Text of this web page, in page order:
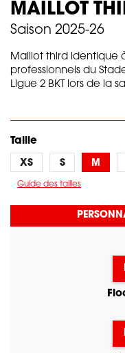
MAILLOT
Saison 2025-26
Maillot third identique
professionnels du
Ligue 2 BKT lors de la
Taille
XS S M
Guide des tailles